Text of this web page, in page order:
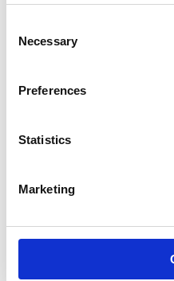
Selection
Necessary
Preferences
Statistics
Marketing
Cadeaus
Cadeaus voor